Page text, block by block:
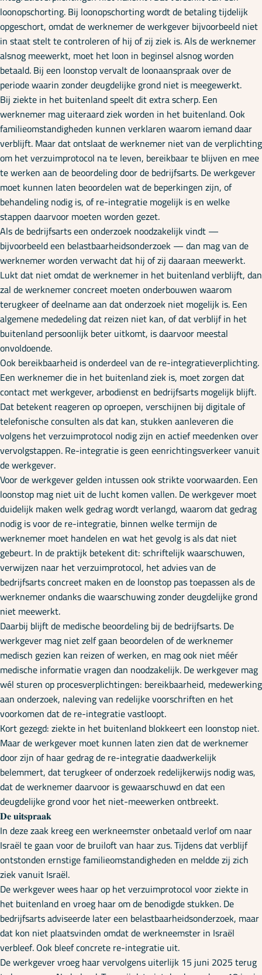
loonopschorting. Bij loonopschorting wordt de betaling tijdelijk
opgeschort, omdat de werknemer de werkgever bijvoorbeeld niet
in staat stelt te controleren of hij of zij ziek is. Als de werknemer
alsnog meewerkt, moet het loon in beginsel alsnog worden
betaald. Bij een loonstop vervalt de loonaanspraak over de
periode waarin zonder deugdelijke grond niet is meegewerkt.
Bij ziekte in het buitenland speelt dit extra scherp. Een
werknemer mag uiteraard ziek worden in het buitenland. Ook
familieomstandigheden kunnen verklaren waarom iemand daar
verblijft. Maar dat ontslaat de werknemer niet van de verplichting
om het verzuimprotocol na te leven, bereikbaar te blijven en mee
te werken aan de beoordeling door de bedrijfsarts. De werkgever
moet kunnen laten beoordelen wat de beperkingen zijn, of
behandeling nodig is, of re-integratie mogelijk is en welke
stappen daarvoor moeten worden gezet.
Als de bedrijfsarts een onderzoek noodzakelijk vindt —
bijvoorbeeld een belastbaarheidsonderzoek — dan mag van de
werknemer worden verwacht dat hij of zij daaraan meewerkt.
Lukt dat niet omdat de werknemer in het buitenland verblijft, dan
zal de werknemer concreet moeten onderbouwen waarom
terugkeer of deelname aan dat onderzoek niet mogelijk is. Een
algemene mededeling dat reizen niet kan, of dat verblijf in het
buitenland persoonlijk beter uitkomt, is daarvoor meestal
onvoldoende.
Ook bereikbaarheid is onderdeel van de re-integratieverplichting.
Een werknemer die in het buitenland ziek is, moet zorgen dat
contact met werkgever, arbodienst en bedrijfsarts mogelijk blijft.
Dat betekent reageren op oproepen, verschijnen bij digitale of
telefonische consulten als dat kan, stukken aanleveren die
volgens het verzuimprotocol nodig zijn en actief meedenken over
vervolgstappen. Re-integratie is geen eenrichtingsverkeer vanuit
de werkgever.
Voor de werkgever gelden intussen ook strikte voorwaarden. Een
loonstop mag niet uit de lucht komen vallen. De werkgever moet
duidelijk maken welk gedrag wordt verlangd, waarom dat gedrag
nodig is voor de re-integratie, binnen welke termijn de
werknemer moet handelen en wat het gevolg is als dat niet
gebeurt. In de praktijk betekent dit: schriftelijk waarschuwen,
verwijzen naar het verzuimprotocol, het advies van de
bedrijfsarts concreet maken en de loonstop pas toepassen als de
werknemer ondanks die waarschuwing zonder deugdelijke grond
niet meewerkt.
Daarbij blijft de medische beoordeling bij de bedrijfsarts. De
werkgever mag niet zelf gaan beoordelen of de werknemer
medisch gezien kan reizen of werken, en mag ook niet méér
medische informatie vragen dan noodzakelijk. De werkgever mag
wél sturen op procesverplichtingen: bereikbaarheid, medewerking
aan onderzoek, naleving van redelijke voorschriften en het
voorkomen dat de re-integratie vastloopt.
Kort gezegd: ziekte in het buitenland blokkeert een loonstop niet.
Maar de werkgever moet kunnen laten zien dat de werknemer
door zijn of haar gedrag de re-integratie daadwerkelijk
belemmert, dat terugkeer of onderzoek redelijkerwijs nodig was,
dat de werknemer daarvoor is gewaarschuwd en dat een
deugdelijke grond voor het niet-meewerken ontbreekt.
𝐃𝐞 𝐮𝐢𝐭𝐬𝐩𝐫𝐚𝐚𝐤
In deze zaak kreeg een werkneemster onbetaald verlof om naar
Israël te gaan voor de bruiloft van haar zus. Tijdens dat verblijf
ontstonden ernstige familieomstandigheden en meldde zij zich
ziek vanuit Israël.
De werkgever wees haar op het verzuimprotocol voor ziekte in
het buitenland en vroeg haar om de benodigde stukken. De
bedrijfsarts adviseerde later een belastbaarheidsonderzoek, maar
dat kon niet plaatsvinden omdat de werkneemster in Israël
verbleef. Ook bleef concrete re-integratie uit.
De werkgever vroeg haar vervolgens uiterlijk 15 juni 2025 terug